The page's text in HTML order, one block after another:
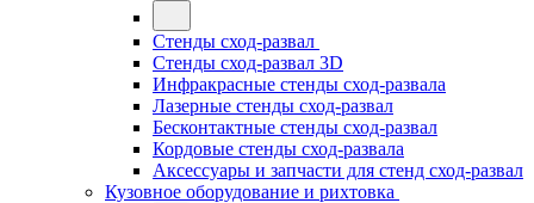
Стенды сход-развал
Стенды сход-развал 3D
Инфракрасные стенды сход-развала
Лазерные стенды сход-развал
Бесконтактные стенды сход-развал
Кордовые стенды сход-развала
Аксессуары и запчасти для стенд сход-развал
Кузовное оборудование и рихтовка